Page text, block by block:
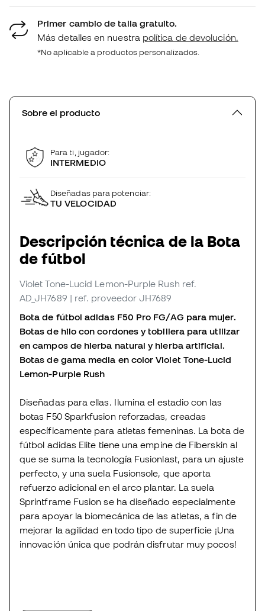
Primer cambio de talla gratuito.
Más detalles en nuestra política de devolución.
*No aplicable a productos personalizados.
Sobre el producto
Para ti, jugador:
INTERMEDIO
Diseñadas para potenciar:
TU VELOCIDAD
Descripción técnica de la Bota
de fútbol
Violet Tone-Lucid Lemon-Purple Rush ref.
AD_JH7689 | ref. proveedor JH7689
Bota de fútbol adidas F50 Pro FG/AG para mujer.
Botas de hilo con cordones y tobillera para utilizar
en campos de hierba natural y hierba artificial.
Botas de gama media en color Violet Tone-Lucid
Lemon-Purple Rush
Diseñadas para ellas. Ilumina el estadio con las
botas F50 Sparkfusion reforzadas, creadas
específicamente para atletas femeninas. La bota de
fútbol adidas Elite tiene una empine de Fiberskin al
que se suma la tecnología Fusionlast, para un ajuste
perfecto, y una suela Fusionsole, que aporta
refuerzo adicional en el arco plantar. La suela
Sprintframe Fusion se ha diseñado especialmente
para apoyar la biomecánica de las atletas, a fin de
mejorar la agilidad en todo tipo de superficie ¡Una
innovación única que podrán disfrutar muy pocos!